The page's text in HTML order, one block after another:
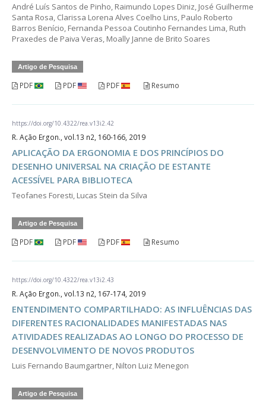
André Luís Santos de Pinho, Raimundo Lopes Diniz, José Guilherme
Santa Rosa, Clarissa Lorena Alves Coelho Lins, Paulo Roberto
Barros Benício, Fernanda Pessoa Coutinho Fernandes Lima, Ruth
Praxedes de Paiva Veras, Moally Janne de Brito Soares
Artigo de Pesquisa
PDF PDF PDF Resumo
https://doi.org/10.4322/rea.v13i2.42
R. Ação Ergon., vol.13 n2, 160-166, 2019
APLICAÇÃO DA ERGONOMIA E DOS PRINCÍPIOS DO
DESENHO UNIVERSAL NA CRIAÇÃO DE ESTANTE
ACESSÍVEL PARA BIBLIOTECA
Teofanes Foresti, Lucas Stein da Silva
Artigo de Pesquisa
PDF PDF PDF Resumo
https://doi.org/10.4322/rea.v13i2.43
R. Ação Ergon., vol.13 n2, 167-174, 2019
ENTENDIMENTO COMPARTILHADO: AS INFLUÊNCIAS DAS
DIFERENTES RACIONALIDADES MANIFESTADAS NAS
ATIVIDADES REALIZADAS AO LONGO DO PROCESSO DE
DESENVOLVIMENTO DE NOVOS PRODUTOS
Luis Fernando Baumgartner, Nilton Luiz Menegon
Artigo de Pesquisa